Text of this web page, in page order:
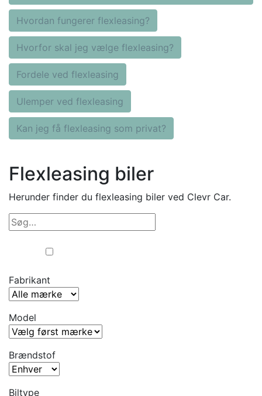
Hvordan fungerer flexleasing?
Hvorfor skal jeg vælge flexleasing?
Fordele ved flexleasing
Ulemper ved flexleasing
Kan jeg få flexleasing som privat?
Flexleasing biler
Herunder finder du flexleasing biler ved Clevr Car.
Fabrikant
Model
Brændstof
Biltype